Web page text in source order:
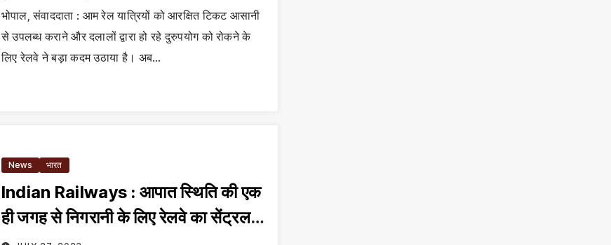
भोपाल, संवाददाता : आम रेल यात्रियों को आरक्षित टिकट आसानी
से उपलब्ध कराने और दलालों द्वारा हो रहे दुरुपयोग को रोकने के
लिए रेलवे ने बड़ा कदम उठाया है। अब…
News भारत
Indian Railways : आपात स्थिति की एक
ही जगह से निगरानी के लिए रेलवे का सेंट्रल